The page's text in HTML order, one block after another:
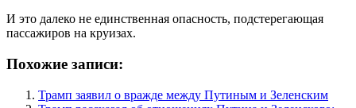
И это далеко не единственная опасность, подстерегающая
пассажиров на круизах.
Похожие записи:
Трамп заявил о вражде между Путиным и Зеленским